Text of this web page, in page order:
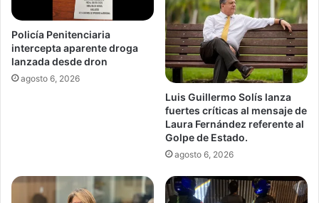
Policía Penitenciaria
intercepta aparente droga
lanzada desde dron
agosto 6, 2026
Luis Guillermo Solís lanza
fuertes críticas al mensaje de
Laura Fernández referente al
Golpe de Estado.
agosto 6, 2026